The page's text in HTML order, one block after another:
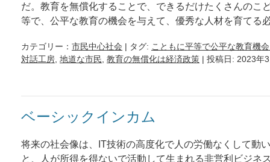
だ。教育を無償化することで、できるだけたくさんのこ
等で、公平な教育の機会を与えて、優秀な人材を育てる
カテゴリー： 市民中心社会 | タグ: こともに平等で公平な教育機
対話工房 地道な市民 教育の無償化は経済政策 | 投稿日: 2023年
ベーシックインカム
将来の社会像は、IT技術の高度化で人の労働なくして動
と、人が所得を得ないで活動して生まれる非営利ビジネ